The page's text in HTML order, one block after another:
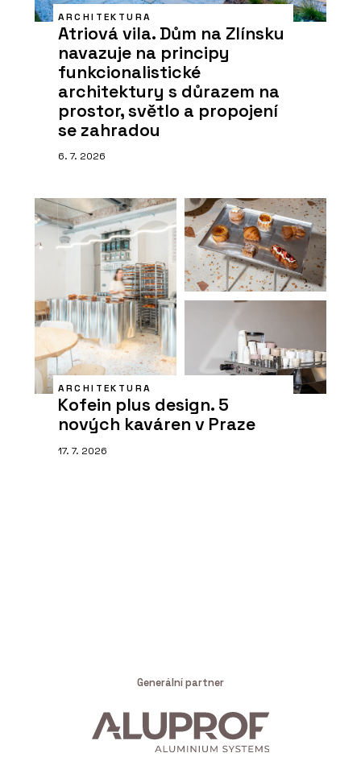
ARCHITEKTURA
Atriová vila. Dům na Zlínsku
navazuje na principy
funkcionalistické
architektury s důrazem na
prostor, světlo a propojení
se zahradou
6. 7. 2026
ARCHITEKTURA
Kofein plus design. 5
nových kaváren v Praze
17. 7. 2026
Generální partner